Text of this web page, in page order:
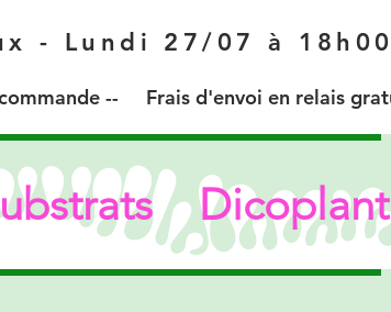
- Lundi 27/07 à 18h00
-- Frais d'envoi en relais